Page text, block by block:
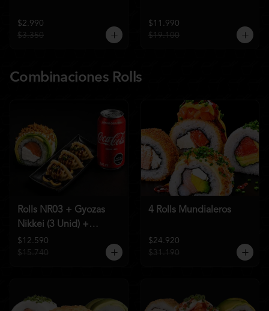
$2.990
$3.350
$11.990
$19.100
Combinaciones Rolls
Rolls NR03 + Gyozas
Nikkei (3 Unid) +
Bebida a elección
$12.590
$15.740
4 Rolls Mundialeros
$24.920
$31.190